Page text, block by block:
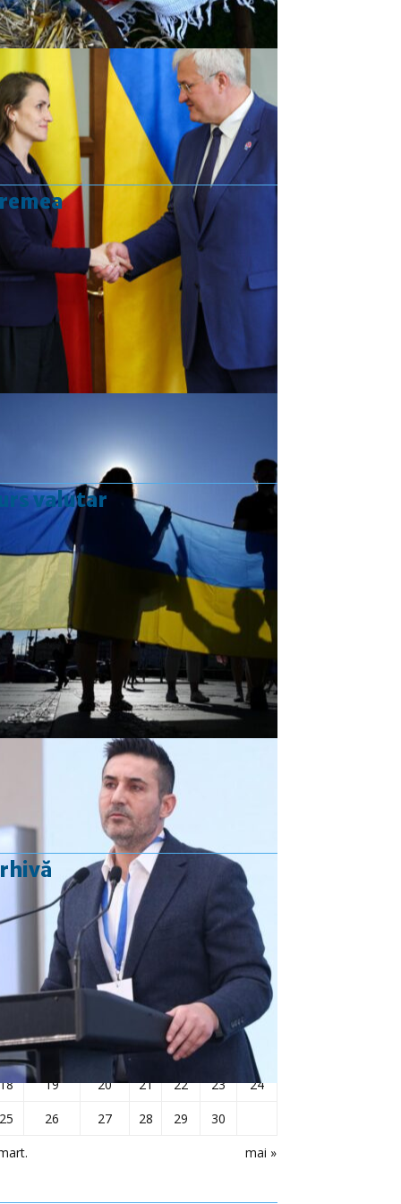
valutar
Curs valutar: 07 Aug 2026
EUR
: 5,2554 RON
+0,0041 ▲
: 4,5584 RON
+0,0077 ▲
: 5,6244 RON
+0,0023 ▲
GBP : 6,1277 RON
+0,0041 ▲
Convertor valutar
»
aprilie 2016
Ma Mi D
mai »
2
3
7 8 9
10
15
17
19 20 21 22 23
24
25
26 27 28 29 30